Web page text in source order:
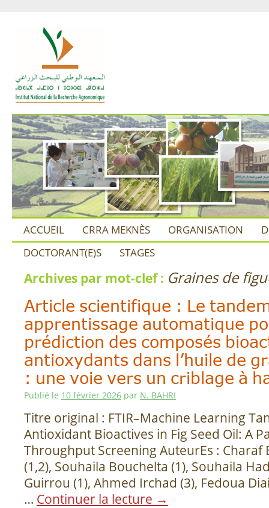
ACCUEIL CRRA MEKNÈS ORGANISATION
DOCTORANT(E)S
STAGES
Archives par mot-clef : Graines de
Article scientifique : Le
apprentissage automatique
prédiction des composés
antioxydants dans l’huile de
: une voie vers un criblage à
Publié le 10 février 2026 par N. BAHRI
Titre original : FTIR–Machine Learning
Antioxidant Bioactives in Fig Seed Oil: A
Throughput Screening AuteurEs : Charaf
(1,2), Souhaila Bouchelta (1), Souhaila
Guirrou (1), Ahmed Irchad (3), Fedoua
… Continuer la lecture →